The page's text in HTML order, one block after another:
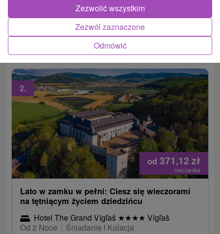
Pobyt obejmuje wstępne badanie lekarskie, 2
zabiegi na dobę, nielimitowany wstęp do wody,
program zabiegów oraz bonusy zależne od
od 371,12 zł
/noc/osoba
2.
Lato w zamku w pełni: Ciesz się wieczorami
na tętniącym życiem dziedzińcu
Hotel The Grand Vígľaš ★★★★ Vígľaš
Od 2 Noce
Śniadanie I Kolacja
Odmówić
Zezwól zaznaczone
Zezwolić wszystkim